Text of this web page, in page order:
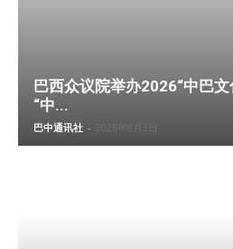
巴西众议院举办2026“中巴
“中...
巴中通讯社 - 2026年8月3日